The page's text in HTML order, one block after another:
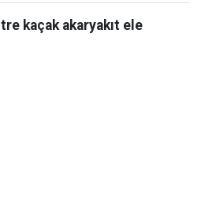
kaçak akaryakıt ele